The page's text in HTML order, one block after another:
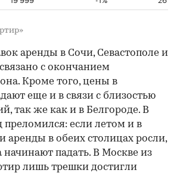
аренды в Сочи, Севастополе и
с окончанием
Кроме того, цены в
еще и в связи с близостью
так же как и в Белгороде. В
преломился: если летом и в
аренды в обеих столицах росли,
начинают падать. В Москве из
лишь трешки достигли